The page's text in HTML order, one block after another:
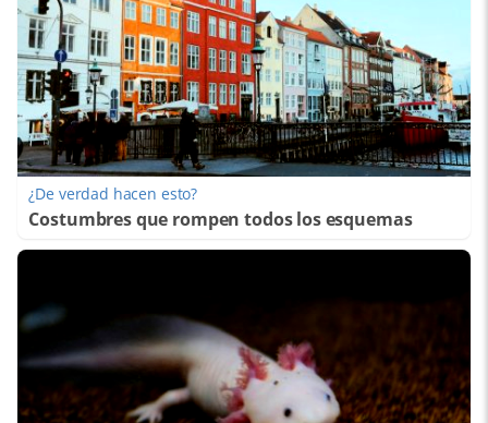
¿De verdad hacen esto?
Costumbres que rompen todos los esquemas